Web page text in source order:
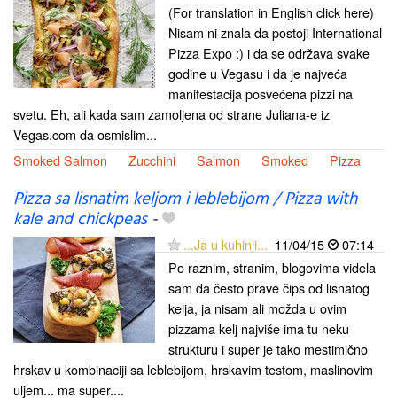
(For translation in English click here)
Nisam ni znala da postoji International
Pizza Expo :) i da se održava svake
godine u Vegasu i da je najveća
manifestacija posvećena pizzi na
svetu. Eh, ali kada sam zamoljena od strane Juliana-e iz
Vegas.com da osmislim...
Smoked Salmon
Zucchini Salmon Smoked Pizza
Pizza sa lisnatim keljom i leblebijom / Pizza with
kale and chickpeas-
...Ja u kuhinji... 11/04/15
07:14
Po raznim, stranim, blogovima videla
sam da često prave čips od lisnatog
kelja, ja nisam ali možda u ovim
pizzama kelj najviše ima tu neku
strukturu i super je tako mestimično
hrskav u kombinaciji sa leblebijom, hrskavim testom, maslinovim
uljem... ma super....